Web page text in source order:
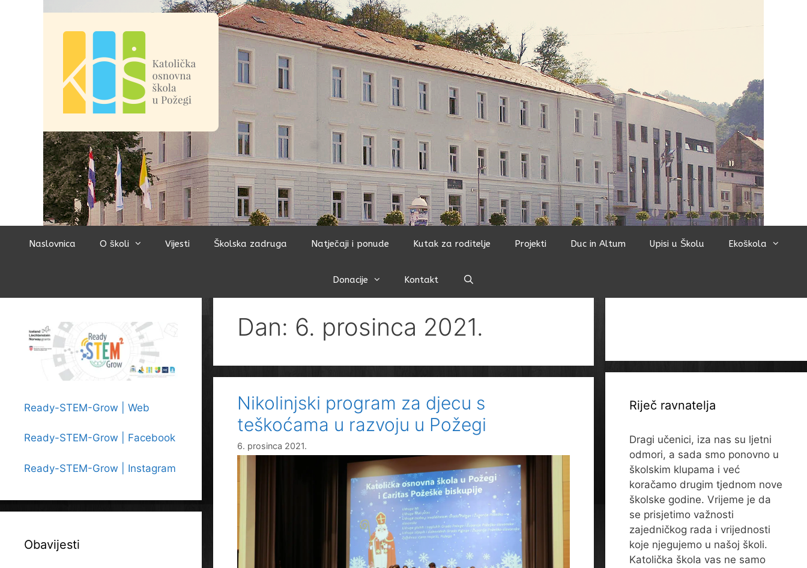
Naslovnica O školi Vijesti Školska zadruga Natječaji i ponude Kutak za roditelje Projekti Duc in Altum Upisi u Školu Ekoškola
Donacije Kontakt
Dan: 6. prosinca 2021.
Nikolinjski program za djecu s
teškoćama u razvoju u Požegi
6. prosinca 2021.
Ready-STEM-Grow | Web
Ready-STEM-Grow | Facebook
Ready-STEM-Grow | Instagram
Obavijesti
Riječ ravnatelja
Dragi učenici, iza nas su ljetni
odmori, a sada smo ponovno u
školskim klupama i već
koračamo drugim tjednom nove
školske godine. Vrijeme je da
se prisjetimo važnosti
zajedničkog rada i vrijednosti
koje njegujemo u našoj školi.
Katolička škola vas ne samo